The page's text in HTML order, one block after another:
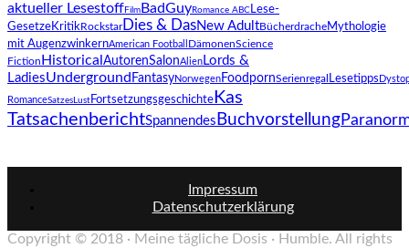
aktueller Lesestoff Film BadGuyRomance ABC Lese-
GesetzeKritikRockstarDies & DasNew AdultBücherdracheMythologie
mit AugenzwinkernAmerican Football DämonenScience
Fiction Historical AutorenSalonAlienLords &
LadiesUnderground FantasyNorwegenFoodpornSerienregal Lesetipps
RomanceSatzesLust Fortsetzungsgeschichte Kas
TatsachenberichtSpannendes Buchvorstellung
Impressum
Datenschutzerklärung
Copyright © 2018 · Meine tägliche Dosis · Humble. All rights